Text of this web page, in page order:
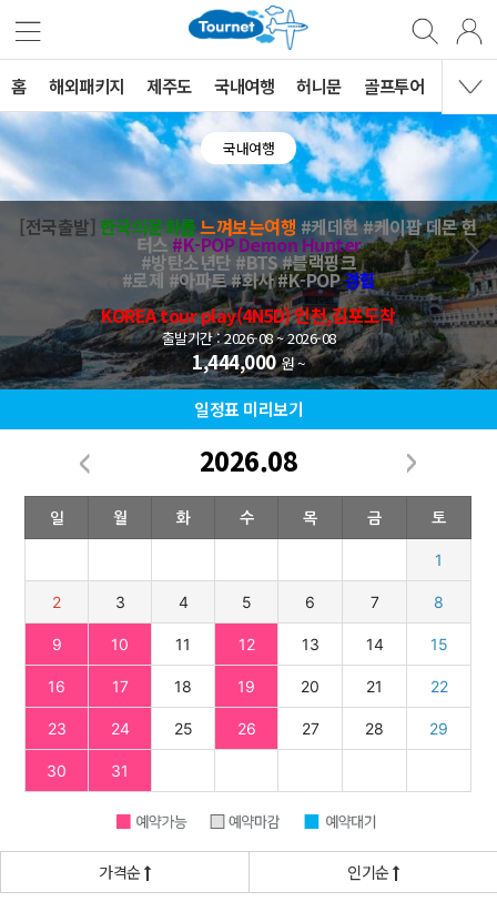
홈 해외패키지 제주도 국내여행 허니문 골프투어 MVG
국내여행
[전국출발] 한국의문화를느껴보는여행 #케데헌 #케이팝 데몬 헌
터스 #K-POP Demon Hunter
#방탄소년단 #BTS #블랙핑크
#로제 #아파트 #화사 #K-POP경험
KOREA tour play(4N5D) 인천,김포도착
출발기간 : 2026-08 ~ 2026-08
1,444,000원 ~
일정표 미리보기
2026.08
가격순 인기순